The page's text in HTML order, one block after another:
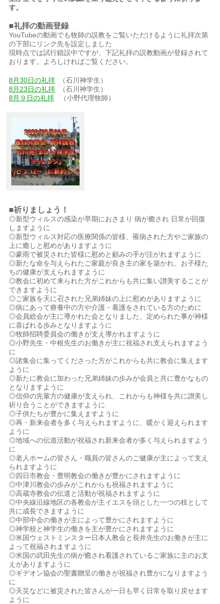
す。
■礼拝の動画登録
YouTubeの動画でも牧師の説教をご覧いただけるように礼拝次第
の下部にリンク先を設定しました
現時点では試行錯誤中ですが、下記礼拝の説教動画が登録されて
おります。よろしければご覧ください。
8月30日の礼拝 （石川神学生）
8月23日の礼拝 （石川神学生）
8月９日の礼拝 （小野代理牧師）
■祈りましょう！
◎新型ウィルスの感染が早期におさまり 病が癒され 日常が回復
しますように
◎新型ウィルス対応の医療関係の皆様、罹病された方やご家族の
上に癒しと慰めがありますように
◎豪雨で被災された皆様に慰めと顧みの手が注がれますように
◎新たな命を与えられたご家庭が良き主の家を築かれ、お子様た
ちの健康が支えられますように
◎教会に初めて来られた方がこれからも共に集い讃美することが
できますように
◎ご家族を天に召された兄弟姉妹の上に慰めがありますように
◎病にあって療養中の方や介護・看護をされている方のために
◎会員総会が主に導かれた会となりました、定められた事が神様
に喜ばれる歩みとなりますように
◎牧師招聘委員会の働きが支え導かれますように
◎小野先生・中根先生のお働きが主に祝福され支えられますよう
に
◎諸集会に集ってくださった方がこれからも共に教会に集えます
ように
◎新たに教会に加わった兄弟姉妹の歩みが会員と共に豊かなもの
となりますように
◎信仰の先輩方の健康が支えられ、これからも神様を共に讃美し
祈り合うことができますように
◎子供たちが豊かに集えますように
◎再・新来会者を多く与えられますように、暖かく迎えられます
ように
◎地域への伝道活動が祝福され新来会者が多く与えられますよう
に
◎老人ホームの皆さん・職員の皆さんのご健康が主によって支え
られますように
◎四日市教会・豊明教会の働きが豊かにされますように
◎中津川教会の歩みがこれからも祝福されますように
◎高蔵寺教会の伝道と活動が祝福されますように
◎中央線沿線地区の各教会が主イエスを頭とした一つの枝として
共に成長できますように
◎中部中会の働きが主によって豊かにされますように
◎神学校と神学生の働きを主が豊かにされますように
◎米国ウェストミンスター日本人教会と長井先生のお働きが主に
よって祝福されますように
◎米国の武田先生の病が癒され看護されているご家族に主のお支
えがありますように
◎ギデオン協会の聖書贈呈の働きが祝福され豊かになりますよう
に
◎天災などに被災された皆さんが一日も早く日常を取り戻せます
ように